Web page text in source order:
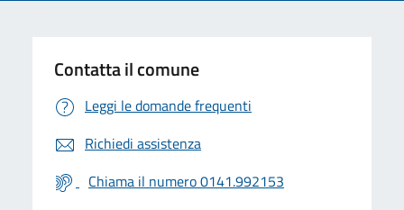
Contatta il comune
Leggi le domande frequenti
Richiedi assistenza
Chiama il numero 0141.992153